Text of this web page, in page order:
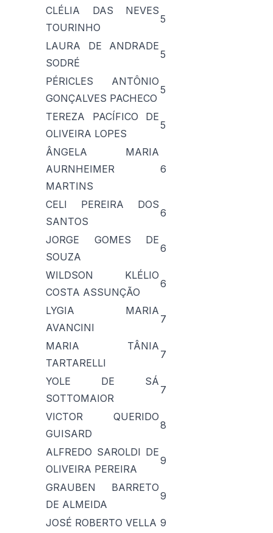
CLÉLIA DAS NEVES
TOURINHO
5
LAURA DE ANDRADE
SODRÉ
5
PÉRICLES ANTÔNIO
GONÇALVES PACHECO
5
TEREZA PACÍFICO DE
OLIVEIRA LOPES
5
ÂNGELA MARIA
AURNHEIMER
MARTINS
6
CELI PEREIRA DOS
SANTOS
6
JORGE GOMES DE
SOUZA
6
WILDSON KLÉLIO
COSTA ASSUNÇÃO
6
LYGIA MARIA
AVANCINI
7
MARIA TÂNIA
TARTARELLI
7
YOLE DE SÁ
SOTTOMAIOR
7
VICTOR QUERIDO
GUISARD
8
ALFREDO SAROLDI DE
OLIVEIRA PEREIRA
9
GRAUBEN BARRETO
DE ALMEIDA
9
JOSÉ ROBERTO VELLA 9